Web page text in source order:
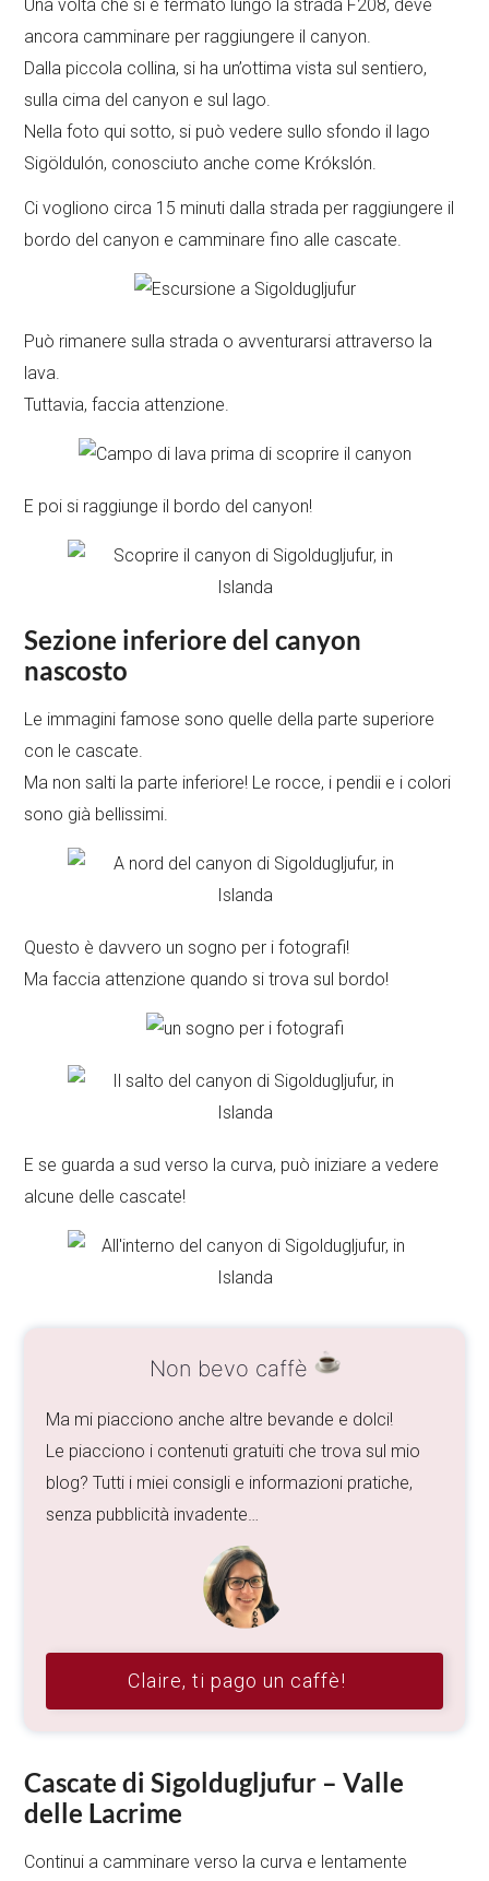
Una volta che si è fermato lungo la strada F208, deve
ancora camminare per raggiungere il canyon.
Dalla piccola collina, si ha un’ottima vista sul sentiero,
sulla cima del canyon e sul lago.
Nella foto qui sotto, si può vedere sullo sfondo il lago
Sigöldulón, conosciuto anche come Krókslón.
Ci vogliono circa 15 minuti dalla strada per raggiungere il
bordo del canyon e camminare fino alle cascate.
Può rimanere sulla strada o avventurarsi attraverso la
lava.
Tuttavia, faccia attenzione.
E poi si raggiunge il bordo del canyon!
Sezione inferiore del canyon
nascosto
Le immagini famose sono quelle della parte superiore
con le cascate.
Ma non salti la parte inferiore! Le rocce, i pendii e i colori
sono già bellissimi.
Questo è davvero un sogno per i fotografi!
Ma faccia attenzione quando si trova sul bordo!
E se guarda a sud verso la curva, può iniziare a vedere
alcune delle cascate!
Non bevo caffè
Ma mi piacciono anche altre bevande e dolci!
Le piacciono i contenuti gratuiti che trova sul mio
blog? Tutti i miei consigli e informazioni pratiche,
senza pubblicità invadente…
Claire, ti pago un caffè!
Cascate di Sigoldugljufur – Valle
delle Lacrime
Continui a camminare verso la curva e lentamente